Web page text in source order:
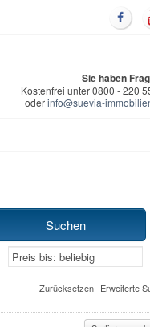
Sie haben
Kostenfrei unter 0800 - 220
oderinfo@suevia-
Zurücksetzen Erweiterte